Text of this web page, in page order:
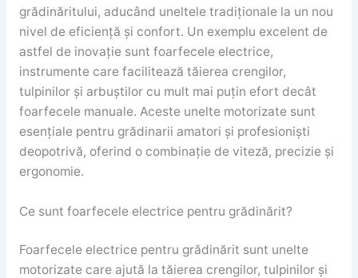
grădinăritului, aducând uneltele tradiționale la un nou
nivel de eficiență și confort. Un exemplu excelent de
astfel de inovație sunt foarfecele electrice,
instrumente care facilitează tăierea crengilor,
tulpinilor și arbuștilor cu mult mai puțin efort decât
foarfecele manuale. Aceste unelte motorizate sunt
esențiale pentru grădinarii amatori și profesioniști
deopotrivă, oferind o combinație de viteză, precizie și
ergonomie.
Ce sunt foarfecele electrice pentru grădinărit?
Foarfecele electrice pentru grădinărit sunt unelte
motorizate care ajută la tăierea crengilor, tulpinilor și